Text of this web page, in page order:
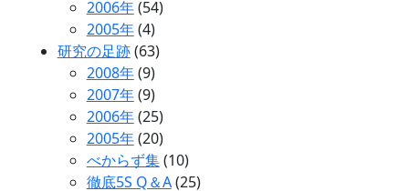
2006年(54)
2005年(4)
研究の足跡(63)
2008年(9)
2007年(9)
2006年(25)
2005年(20)
べからず集(10)
徹底5S Q＆A(25)